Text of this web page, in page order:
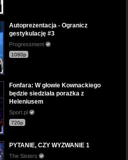
Autoprezentacja - Ogranicz
gestykulację #3
Progressment
1080p
Fonfara: W głowie Kownackiego
będzie siedziała porażka z
Heleniusem
Sport.pl
720p
PYTANIE, CZY WYZWANIE 1
The Sisters